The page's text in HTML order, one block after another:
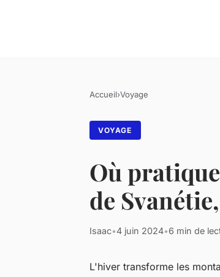
Accueil›Voyage
VOYAGE
Où
de
Isaac•4 juin 2024•6 min de
L'hiver transforme les